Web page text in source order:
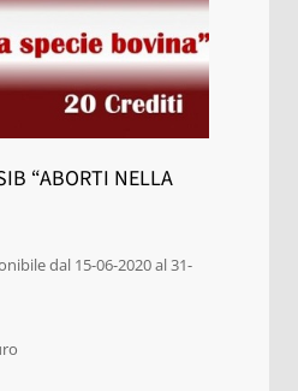
“ABORTI NELLA
dal 15-06-2020 al31-